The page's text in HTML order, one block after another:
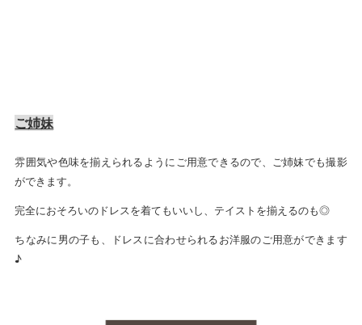
ご姉妹
雰囲気や色味を揃えられるようにご用意できるので、ご姉妹でも撮影
ができます。
完全におそろいのドレスを着てもいいし、テイストを揃えるのも◎
ちなみに男の子も、ドレスに合わせられるお洋服のご用意ができます
♪